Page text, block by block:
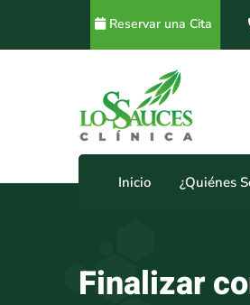
Reservar una Cita
Horarios
24 Horas
Inicio ¿Quiénes
Finalizar